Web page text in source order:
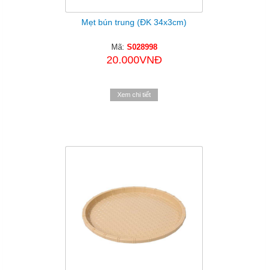
Mẹt bún trung (ĐK 34x3cm)
Mã: S028998
20.000VNĐ
Xem chi tiết